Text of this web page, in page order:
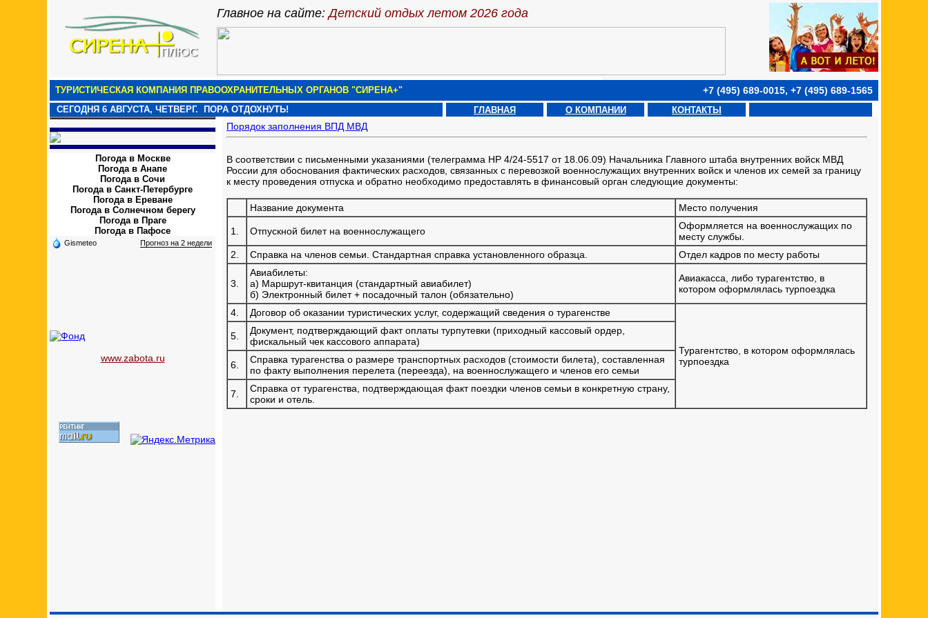
Главное на сайте:Детский отдых летом 2026 года
ТУРИСТИЧЕСКАЯ КОМПАНИЯ ПРАВООХРАНИТЕЛЬНЫХ ОРГАНОВ "СИРЕНА+" +7 (495) 689-0015, +7 (495) 689-1565
СЕГОДНЯ 6 АВГУСТА, ЧЕТВЕРГ. ПОРА ОТДОХНУТЬ! ГЛАВНАЯ О КОМПАНИИ КОНТАКТЫ
Погода в Москве
Погода в Анапе
Погода в Сочи
Погода в Санкт-Петербурге
Погода в Ереване
Погода в Солнечном берегу
Погода в Праге
Погода в Пафосе
Gismeteo Прогноз на 2 недели
www.zabota.ru
Порядок заполнения ВПД МВД
В соответствии с письменными указаниями (телеграмма НР 4/24-5517 от 18.06.09) Начальника Главного штаба внутренних войск МВД
России для обоснования фактических расходов, связанных с перевозкой военнослужащих внутренних войск и членов их семей за границу
к месту проведения отпуска и обратно необходимо предоставлять в финансовый орган следующие документы:
Название документа Место получения
1. Отпускной билет на военнослужащего
Оформляется на военнослужащих по
месту службы.
2.
Справка на членов семьи. Стандартная справка установленного образца. Отдел кадров по месту работы
3.
Авиабилеты:
а) Маршрут-квитанция (стандартный авиабилет)
б) Электронный билет + посадочный талон (обязательно)
Авиакасса, либо турагентство, в
котором оформлялась турпоездка
4. Договор об оказании туристических услуг, содержащий сведения о турагенстве
Турагентство, в котором оформлялась
турпоездка
5.
Документ, подтверждающий факт оплаты турпутевки (приходный кассовый ордер,
фискальный чек кассового аппарата)
6.
Справка турагенства о размере транспортных расходов (стоимости билета), составленная
по факту выполнения перелета (переезда), на военнослужащего и членов его семьи
7.
Справка от турагенства, подтверждающая факт поездки членов семьи в конкретную страну,
сроки и отель.